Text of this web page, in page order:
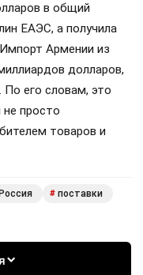
в общий
ЕАЭС, а получила
Армении из
долларов,
его словам, это
просто
товаров и
# поставки